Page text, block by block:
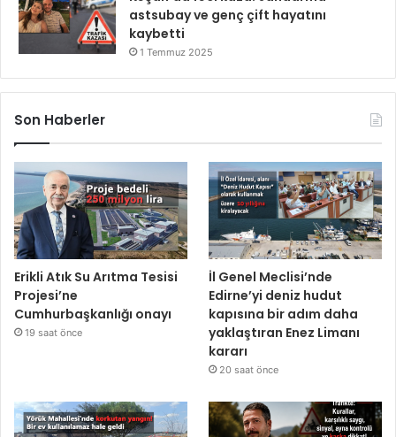
astsubay ve genç çift hayatını
kaybetti
1 Temmuz 2025
Son Haberler
Erikli Atık Su Arıtma Tesisi
Projesi’ne
Cumhurbaşkanlığı onayı
19 saat önce
İl Genel Meclisi’nde
Edirne’yi deniz hudut
kapısına bir adım daha
yaklaştıran Enez Limanı
kararı
20 saat önce